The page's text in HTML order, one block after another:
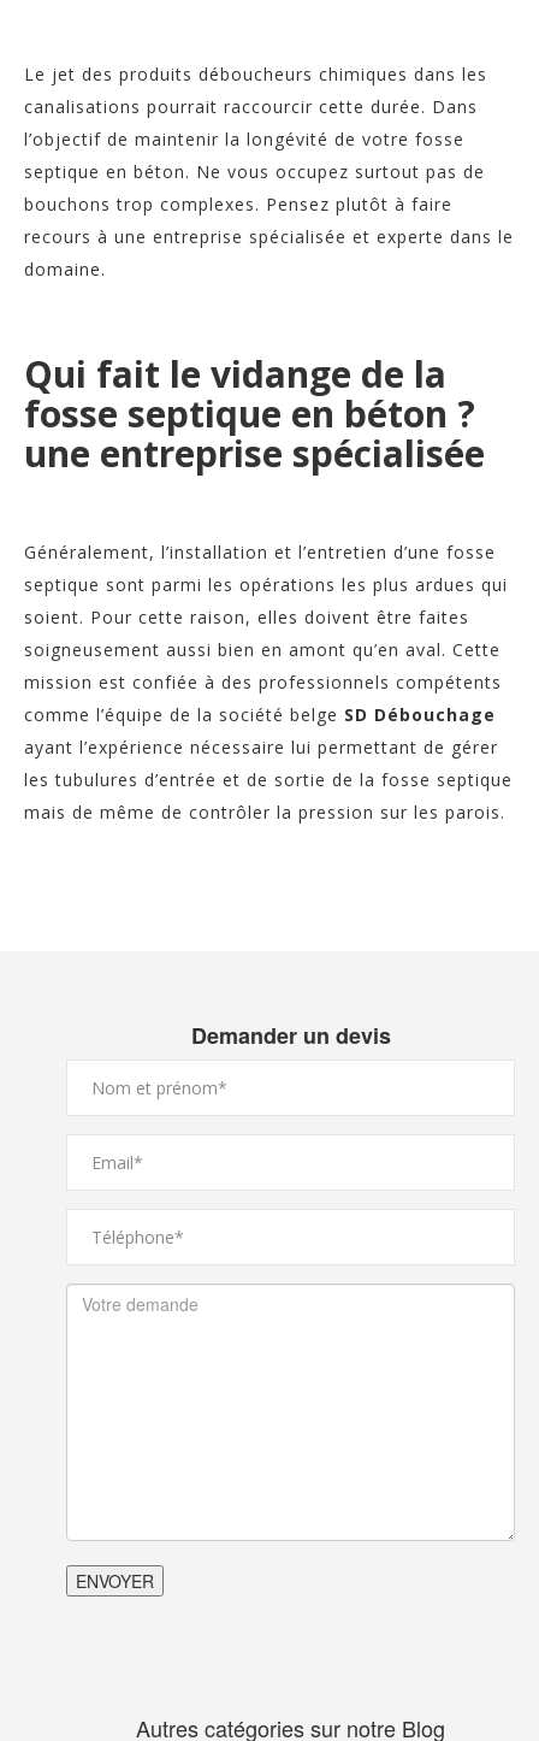
Le jet des produits déboucheurs chimiques dans les
canalisations pourrait raccourcir cette durée. Dans
l’objectif de maintenir la longévité de votre fosse
septique en béton. Ne vous occupez surtout pas de
bouchons trop complexes. Pensez plutôt à faire
recours à une entreprise spécialisée et experte dans le
domaine.
Qui fait le vidange de la
fosse septique en béton ?
une entreprise spécialisée
Généralement, l’installation et l’entretien d’une fosse
septique sont parmi les opérations les plus ardues qui
soient. Pour cette raison, elles doivent être faites
soigneusement aussi bien en amont qu’en aval. Cette
mission est confiée à des professionnels compétents
comme l’équipe de la société belge SD Débouchage
ayant l’expérience nécessaire lui permettant de gérer
les tubulures d’entrée et de sortie de la fosse septique
mais de même de contrôler la pression sur les parois.
Demander un devis
Autres catégories sur notre Blog